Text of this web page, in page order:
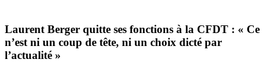
Laurent Berger quitte ses fonctions à la CFDT : « Ce
n’est ni un coup de tête, ni un choix dicté par
l’actualité »